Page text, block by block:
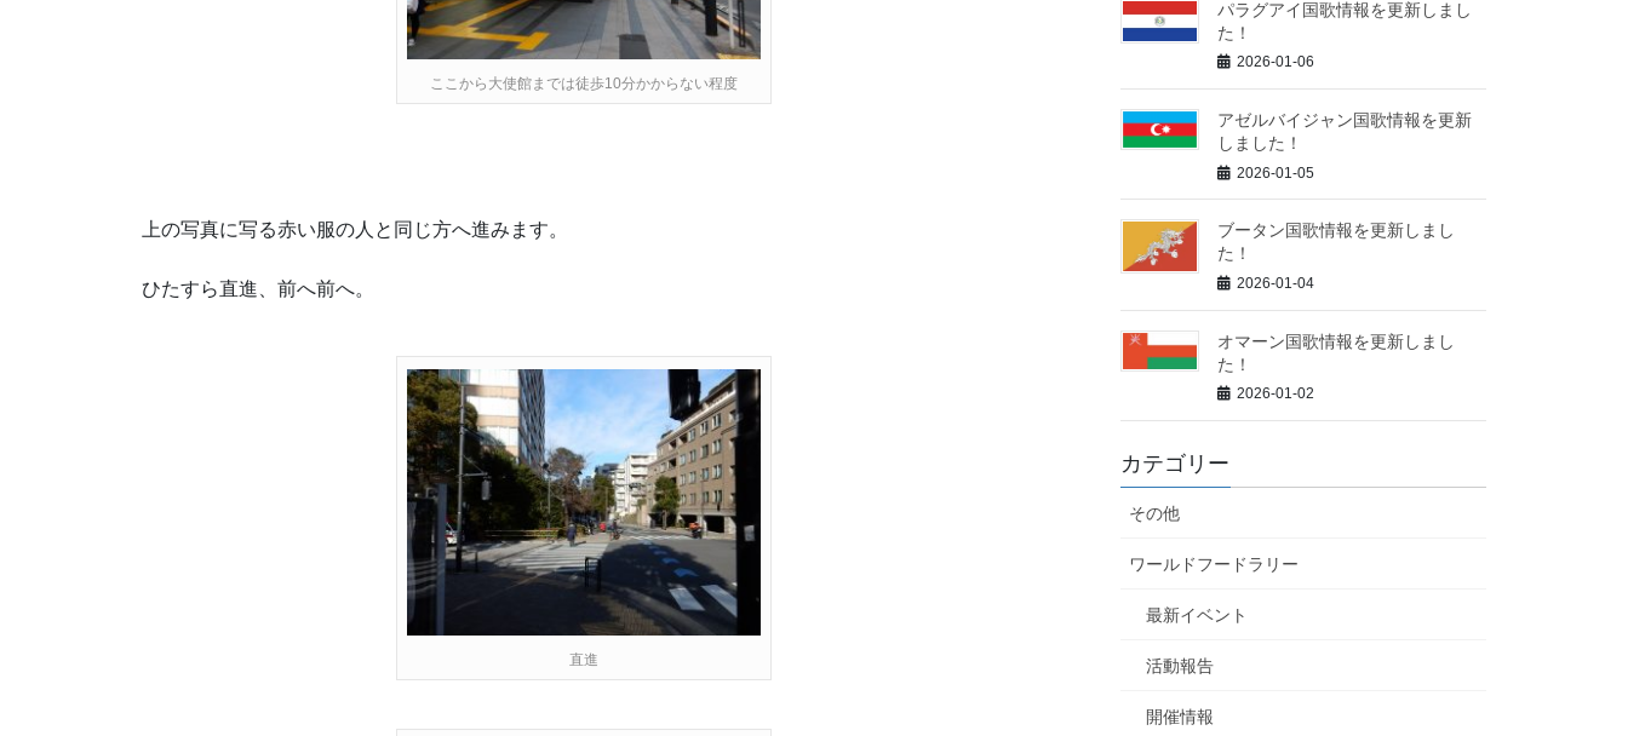
ここから大使館までは徒歩10分かからない程度
上の写真に写る赤い服の人と同じ方へ進みます。
ひたすら直進、前へ前へ。
直進
パラグアイ国歌情報を更新しまし
た！
2026-01-06
アゼルバイジャン国歌情報を更新
しました！
2026-01-05
ブータン国歌情報を更新しまし
た！
2026-01-04
オマーン国歌情報を更新しまし
た！
2026-01-02
カテゴリー
その他
ワールドフードラリー
最新イベント
活動報告
開催情報